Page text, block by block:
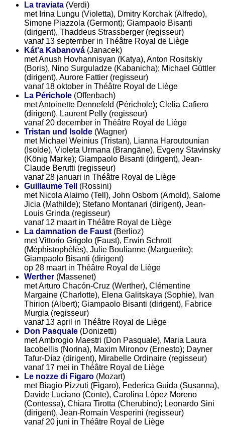
La traviata (Verdi)
met Irina Lungu (Violetta), Dmitry Korchak (Alfredo),
Simone Piazzola (Germont); Giampaolo Bisanti
(dirigent), Thaddeus Strassberger (regisseur)
vanaf 13 september in Théâtre Royal de Liège
Kát'a Kabanová (Janacek)
met Anush Hovhannisyan (Katya), Anton Rositskiy
(Boris), Nino Surguladze (Kabanicha); Michael Güttler
(dirigent), Aurore Fattier (regisseur)
vanaf 18 oktober in Théâtre Royal de Liège
La Périchole (Offenbach)
met Antoinette Dennefeld (Périchole); Clelia Cafiero
(dirigent), Laurent Pelly (regisseur)
vanaf 20 december in Théâtre Royal de Liège
Tristan und Isolde (Wagner)
met Michael Weinius (Tristan), Lianna Haroutounian
(Isolde), Violeta Urmana (Brangäne), Evgeny Stavinsky
(König Marke); Giampaolo Bisanti (dirigent), Jean-
Claude Berutti (regisseur)
vanaf 28 januari in Théâtre Royal de Liège
Guillaume Tell
(Rossini)
met Nicola Alaimo (Tell), John Osborn (Arnold), Salome
Jicia (Mathilde); Stefano Montanari (dirigent), Jean-
Louis Grinda (regisseur)
vanaf 12 maart in Théâtre Royal de Liège
La damnation de Faust (Berlioz)
met Vittorio Grigolo (Faust), Erwin Schrott
(Méphistophélès), Julie Boulianne (Marguerite);
Giampaolo Bisanti (dirigent)
op 28 maart in Théâtre Royal de Liège
Werther (Massenet)
met Arturo Chacón-Cruz (Werther), Clémentine
Margaine (Charlotte), Elena Galitskaya (Sophie), Ivan
Thirion (Albert); Giampaolo Bisanti (dirigent), Fabrice
Murgia (regisseur)
vanaf 13 april in Théâtre Royal de Liège
Don Pasquale (Donizetti)
met Ambrogio Maestri (Don Pasquale), Maria Laura
Iacobellis (Norina), Maxim Mironov (Ernesto); Dayner
Tafur-Díaz (dirigent), Mirabelle Ordinaire (regisseur)
vanaf 17 mei in Théâtre Royal de Liège
Le nozze di Figaro (Mozart)
met Biagio Pizzuti (Figaro), Federica Guida (Susanna),
Davide Luciano (Conte), Carolina López Moreno
(Contessa), Chiara Tirotta (Cherubino); Leonardo Sini
(dirigent), Jean-Romain Vesperini (regisseur)
vanaf 20 juni in Théâtre Royal de Liège